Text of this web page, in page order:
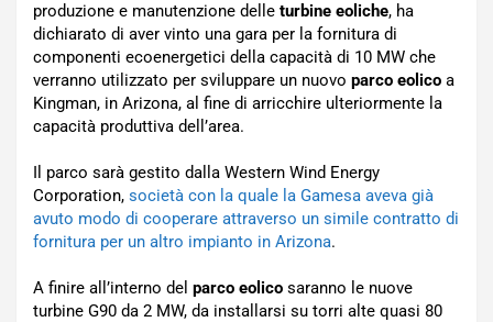
produzione e manutenzione delle turbine eoliche, ha
dichiarato di aver vinto una gara per la fornitura di
componenti ecoenergetici della capacità di 10 MW che
verranno utilizzato per sviluppare un nuovo parco eolico a
Kingman, in Arizona, al fine di arricchire ulteriormente la
capacità produttiva dell’area.
Il parco sarà gestito dalla Western Wind Energy
Corporation, società con la quale la Gamesa aveva già
avuto modo di cooperare attraverso un simile contratto di
fornitura per un altro impianto in Arizona.
A finire all’interno del parco eolico saranno le nuove
turbine G90 da 2 MW, da installarsi su torri alte quasi 80